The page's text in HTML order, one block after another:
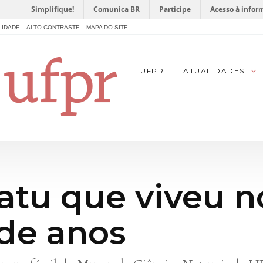
Simplifique! Comunica BR Participe Acesso à
ALTO CONTRASTE MAPA DO SITE
UFPR ATUALIDADES
que viveu
anos